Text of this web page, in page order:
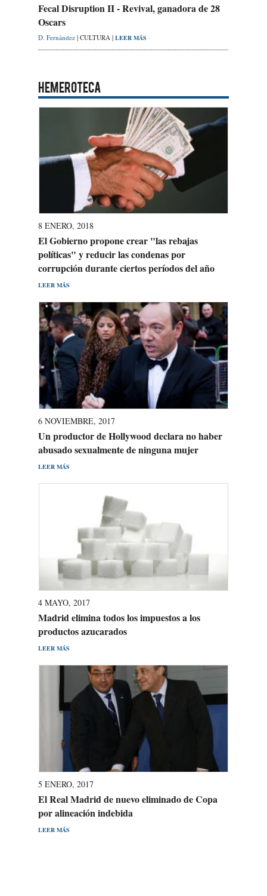
Fecal Disruption II - Revival, ganadora de 28
Oscars
D. Fernández | CULTURA | LEER MÁS
HEMEROTECA
8 ENERO, 2018
El Gobierno propone crear "las rebajas
políticas" y reducir las condenas por
corrupción durante ciertos períodos del año
LEER MÁS
6 NOVIEMBRE, 2017
Un productor de Hollywood declara no haber
abusado sexualmente de ninguna mujer
LEER MÁS
4 MAYO, 2017
Madrid elimina todos los impuestos a los
productos azucarados
LEER MÁS
5 ENERO, 2017
El Real Madrid de nuevo eliminado de Copa
por alineación indebida
LEER MÁS